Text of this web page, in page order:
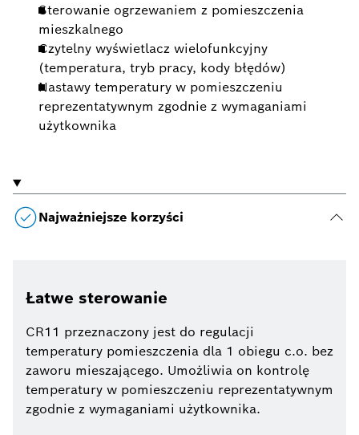
Sterowanie ogrzewaniem z pomieszczenia
mieszkalnego
Czytelny wyświetlacz wielofunkcyjny
(temperatura, tryb pracy, kody błędów)
Nastawy temperatury w pomieszczeniu
reprezentatywnym zgodnie z wymaganiami
użytkownika
Najważniejsze korzyści
Łatwe sterowanie
CR11 przeznaczony jest do regulacji
temperatury pomieszczenia dla 1 obiegu c.o. bez
zaworu mieszającego. Umożliwia on kontrolę
temperatury w pomieszczeniu reprezentatywnym
zgodnie z wymaganiami użytkownika.